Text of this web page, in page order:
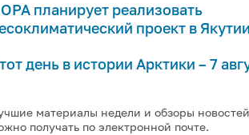
планирует реализовать
проект в Якутии
день в истории Арктики – 7
материалы недели и обзоры новостей
получать по электронной почте.